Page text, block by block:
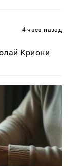
4 часа назад
Криони